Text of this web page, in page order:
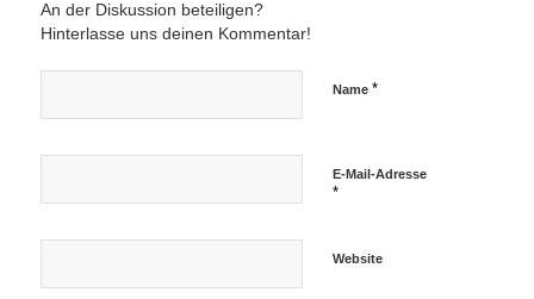
An der Diskussion beteiligen?
Hinterlasse uns deinen Kommentar!
Name *
E-Mail-Adresse
*
Website